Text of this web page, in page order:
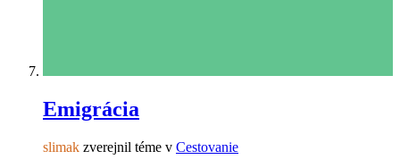
Emigrácia
slimak zverejnil téme v Cestovanie